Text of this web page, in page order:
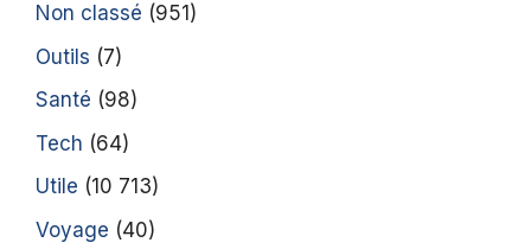
Non classé (951)
Outils (7)
Santé (98)
Tech (64)
Utile (10 713)
Voyage (40)